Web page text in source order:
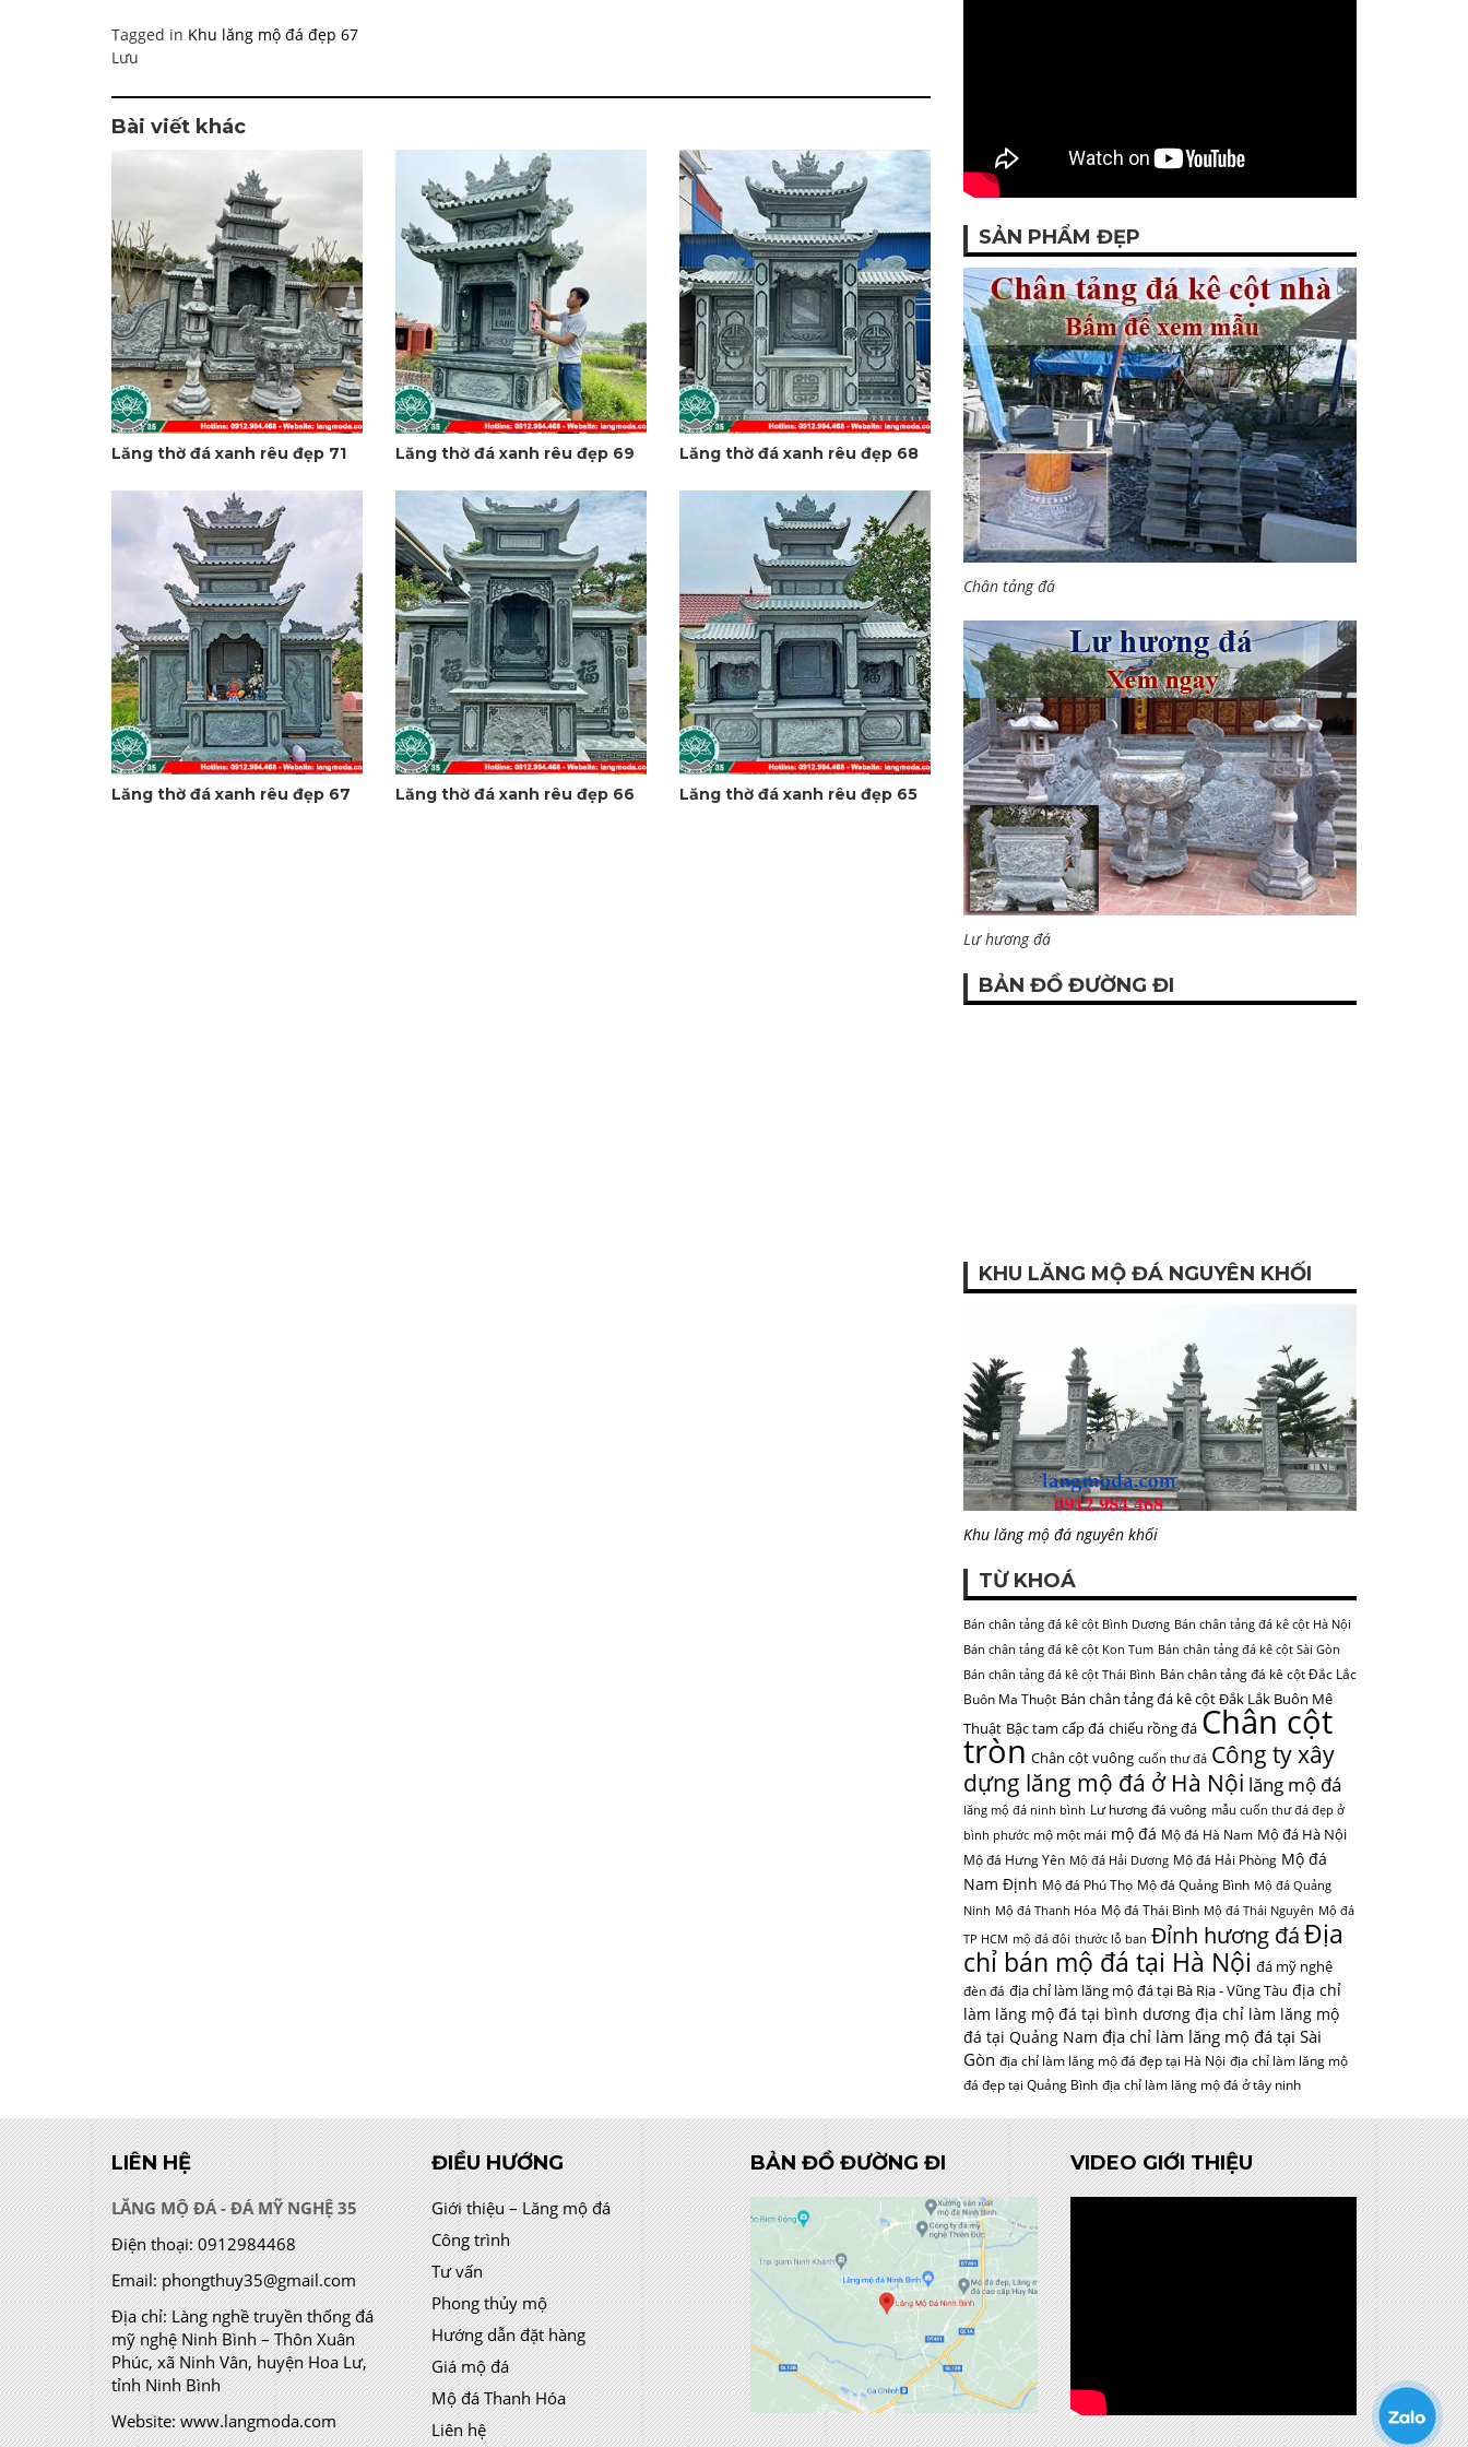
Tagged in Khu lăng mộ đá đẹp 67
Lưu
Bài viết khác
Lăng thờ đá xanh rêu đẹp 71 Lăng thờ đá xanh rêu đẹp 69 Lăng thờ đá xanh rêu đẹp 68
Lăng thờ đá xanh rêu đẹp 67 Lăng thờ đá xanh rêu đẹp 66 Lăng thờ đá xanh rêu đẹp 65
SẢN PHẨM ĐẸP
Chân tảng đá
Lư hương đá
BẢN ĐỒ ĐƯỜNG ĐI
KHU LĂNG MỘ ĐÁ NGUYÊN KHỐI
Khu lăng mộ đá nguyên khối
TỪ KHOÁ
Bán chân tảng đá kê cột Bình Dương Bán chân tảng đá kê cột Hà Nội
Bán chân tảng đá kê cột Kon Tum Bán chân tảng đá kê cột Sài Gòn
Bán chân tảng đá kê cột Thái Bình Bán chân tảng đá kê cột Đắc Lắc
Buôn Ma Thuột Bán chân tảng đá kê cột Đắk Lắk Buôn Mê
Thuật Bậc tam cấp đá chiếu rồng đá Chân cột
tròn Chân cột vuông cuốn thư đá Công ty xây
dựng lăng mộ đá ở Hà Nội lăng mộ đá
lăng mộ đá ninh bình Lư hương đá vuông mẫu cuốn thư đá đẹp ở
bình phước mộ một mái mộ đá Mộ đá Hà Nam Mộ đá Hà Nội
Mộ đá Hưng Yên Mộ đá Hải Dương Mộ đá Hải Phòng Mộ đá
Nam Định Mộ đá Phú Thọ Mộ đá Quảng Bình Mộ đá Quảng
Ninh Mộ đá Thanh Hóa Mộ đá Thái Bình Mộ đá Thái Nguyên Mộ đá
TP HCM mộ đá đôi thước lỗ ban Đỉnh hương đáĐịa
chỉ bán mộ đá tại Hà Nội đá mỹ nghệ
đèn đá địa chỉ làm lăng mộ đá tại Bà Rịa - Vũng Tàu địa chỉ
làm lăng mộ đá tại bình dương địa chỉ làm lăng mộ
đá tại Quảng Nam địa chỉ làm lăng mộ đá tại Sài
Gòn địa chỉ làm lăng mộ đá đẹp tại Hà Nội địa chỉ làm lăng mộ
đá đẹp tại Quảng Bình địa chỉ làm lăng mộ đá ở tây ninh
LIÊN HỆ
LĂNG MỘ ĐÁ - ĐÁ MỸ NGHỆ 35
Điện thoại: 0912984468
Email: phongthuy35@gmail.com
Địa chỉ:Làng nghề truyền thống đá
mỹ nghệ Ninh Bình – Thôn Xuân
Phúc, xã Ninh Vân, huyện Hoa Lư,
tỉnh Ninh Bình
Website: www.langmoda.com
ĐIỀU HƯỚNG
Giới thiệu – Lăng mộ đá
Công trình
Tư vấn
Phong thủy mộ
Hướng dẫn đặt hàng
Giá mộ đá
Mộ đá Thanh Hóa
Liên hệ
BẢN ĐỒ ĐƯỜNG ĐI VIDEO GIỚI THIỆU